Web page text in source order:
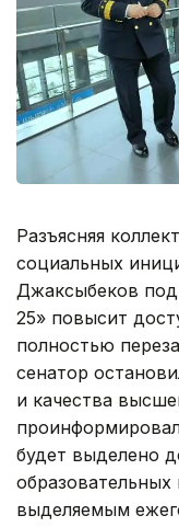
Разъясняя
социальных
Джаксыбеков
25» повысит
полностью
сенатор
и качества
будет выделено
выделяемым